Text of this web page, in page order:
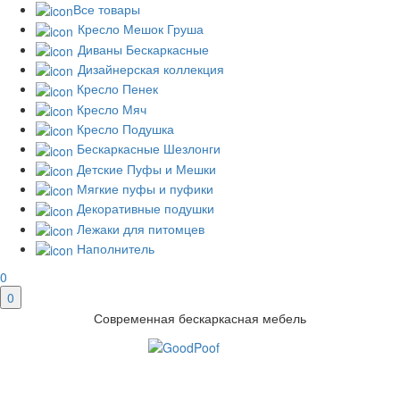
Все товары
Кресло Мешок Груша
Диваны Бескаркасные
Дизайнерская коллекция
Кресло Пенек
Кресло Мяч
Кресло Подушка
Бескаркасные Шезлонги
Детские Пуфы и Мешки
Мягкие пуфы и пуфики
Декоративные подушки
Лежаки для питомцев
Наполнитель
0
0
Современная бескаркасная мебель